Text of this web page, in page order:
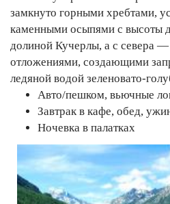
замкнуто горными хребтами,
каменными осыпями с высоты
долиной Кучерлы, а с севера
отложениями, создающими
ледяной водой зеленовато-
Авто/пешком, вьючные
Завтрак в кафе, обед,
Ночевка в палатках